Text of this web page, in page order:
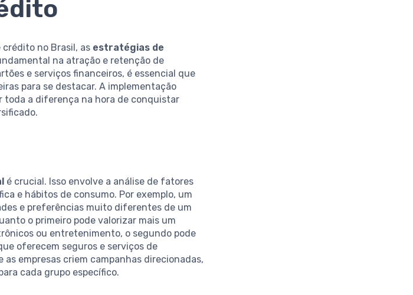
no Brasil, as estratégias de
na atração e retenção de
e serviços financeiros, é essencial que
para se destacar. A implementação
toda a diferença na hora de conquistar
é crucial. Isso envolve a análise de fatores
e hábitos de consumo. Por exemplo, um
e preferências muito diferentes de um
o primeiro pode valorizar mais um
ou entretenimento, o segundo pode
oferecem seguros e serviços de
empresas criem campanhas direcionadas,
cada grupo específico.